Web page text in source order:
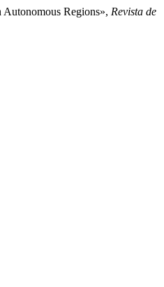
Regions», Revista de